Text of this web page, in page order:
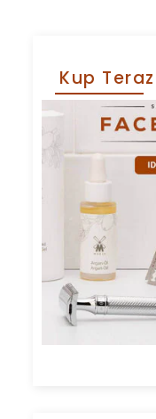
Kup